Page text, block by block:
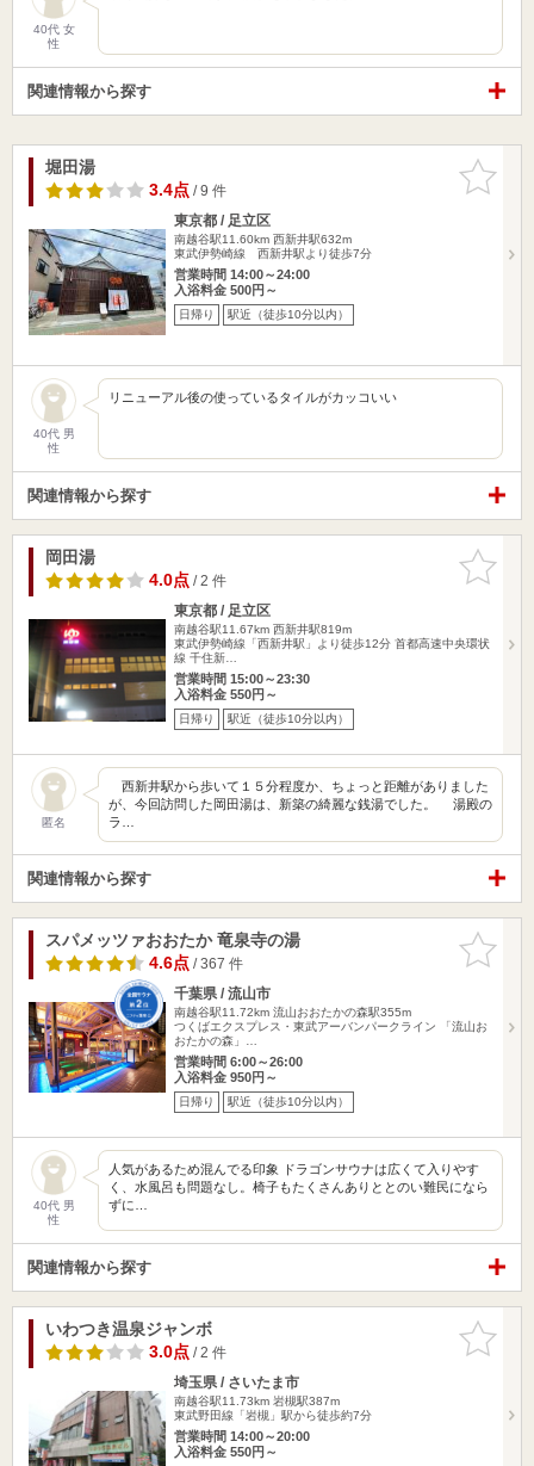
40代 女
性
関連情報から探す
お気に入
りに追加
堀田湯
3.4点/ 9 件
東京都 / 足立区
南越谷駅11.60km 西新井駅632m
東武伊勢崎線 西新井駅より徒歩7分
営業時間 14:00～24:00
入浴料金 500円～
日帰り 駅近（徒歩10分以内）
40代 男
性
リニューアル後の使っているタイルがカッコいい
関連情報から探す
お気に入
りに追加
岡田湯
4.0点/ 2 件
東京都 / 足立区
南越谷駅11.67km 西新井駅819m
東武伊勢崎線「西新井駅」より徒歩12分 首都高速中央環状
線 千住新…
営業時間 15:00～23:30
入浴料金 550円～
日帰り 駅近（徒歩10分以内）
匿名
西新井駅から歩いて１５分程度か、ちょっと距離がありました
が、今回訪問した岡田湯は、新築の綺麗な銭湯でした。 湯殿の
ラ…
関連情報から探す
お気に入
りに追加
スパメッツァおおたか 竜泉寺の湯
4.6点/ 367 件
千葉県 / 流山市
南越谷駅11.72km 流山おおたかの森駅355m
つくばエクスプレス・東武アーバンパークライン 「流山お
おたかの森」…
営業時間 6:00～26:00
入浴料金 950円～
日帰り 駅近（徒歩10分以内）
40代 男
性
人気があるため混んでる印象 ドラゴンサウナは広くて入りやす
く、水風呂も問題なし。椅子もたくさんありととのい難民になら
ずに…
関連情報から探す
お気に入
りに追加
いわつき温泉ジャンボ
3.0点/ 2 件
埼玉県 / さいたま市
南越谷駅11.73km 岩槻駅387m
東武野田線「岩槻」駅から徒歩約7分
営業時間 14:00～20:00
入浴料金 550円～